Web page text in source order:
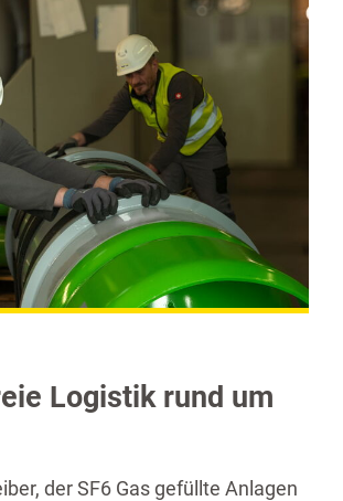
Logistik rund um
der SF6 Gas gefüllte Anlagen